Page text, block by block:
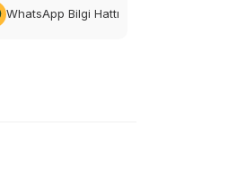
WhatsApp Bilgi Hattı